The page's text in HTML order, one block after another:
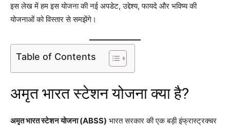
इस लेख में हम इस योजना की नई अपडेट, उद्देश्य, फायदे और भविष्य की
योजनाओं को विस्तार से समझेंगे।
Table of Contents
अमृत भारत स्टेशन योजना क्या है?
अमृत भारत स्टेशन योजना (ABSS) भारत सरकार की एक बड़ी इंफ्रास्ट्रक्चर